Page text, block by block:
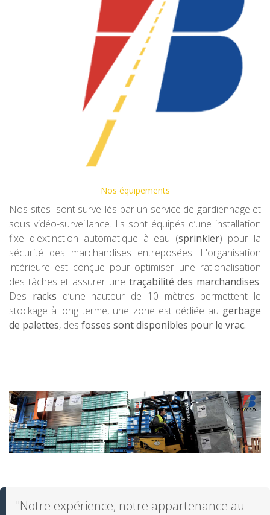
Nos équipements
Nos sites sont surveillés par un service de gardiennage et
sous vidéo-surveillance. Ils sont équipés d’une installation
fixe d'extinction automatique à eau (sprinkler) pour la
sécurité des marchandises entreposées. L'organisation
intérieure est conçue pour optimiser une rationalisation
des tâches et assurer une traçabilité des marchandises.
Des racks d’une hauteur de 10 mètres permettent le
stockage à long terme, une zone est dédiée au gerbage
de palettes, des fosses sont disponibles pour le vrac.
"Notre expérience, notre appartenance au